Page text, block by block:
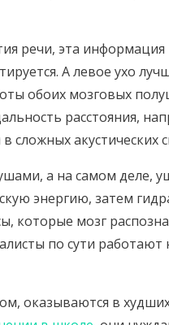
речи, эта информация
А левое ухо
обоих мозговых
расстояния,
сложных акустических
а на самом деле,
энергию, затем
которые мозг
по сути работают
оказываются в